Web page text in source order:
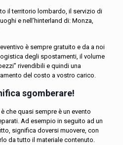
il territorio lombardo, il servizio di
e nell’hinterland di: Monza,
è sempre gratuito e da a noi
degli spostamenti, il volume
rivendibili e quindi una
del costo a vostro carico.
sgomberare!
che quasi sempre è un evento
Ad esempio in seguito ad un
significa doversi muovere, con
da tutto il materiale contenuto.